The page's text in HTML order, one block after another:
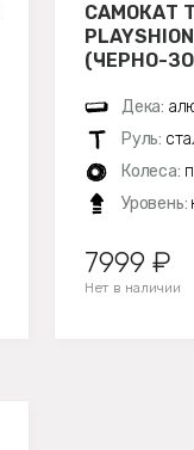
САМОКАТ
(ЧЕРНО-
Дека:
Руль:
Колеса:
Уровень:
7999 ₽
Нет в наличии